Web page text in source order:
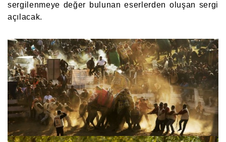
sergilenmeye değer bulunan eserlerden oluşan sergi
açılacak.